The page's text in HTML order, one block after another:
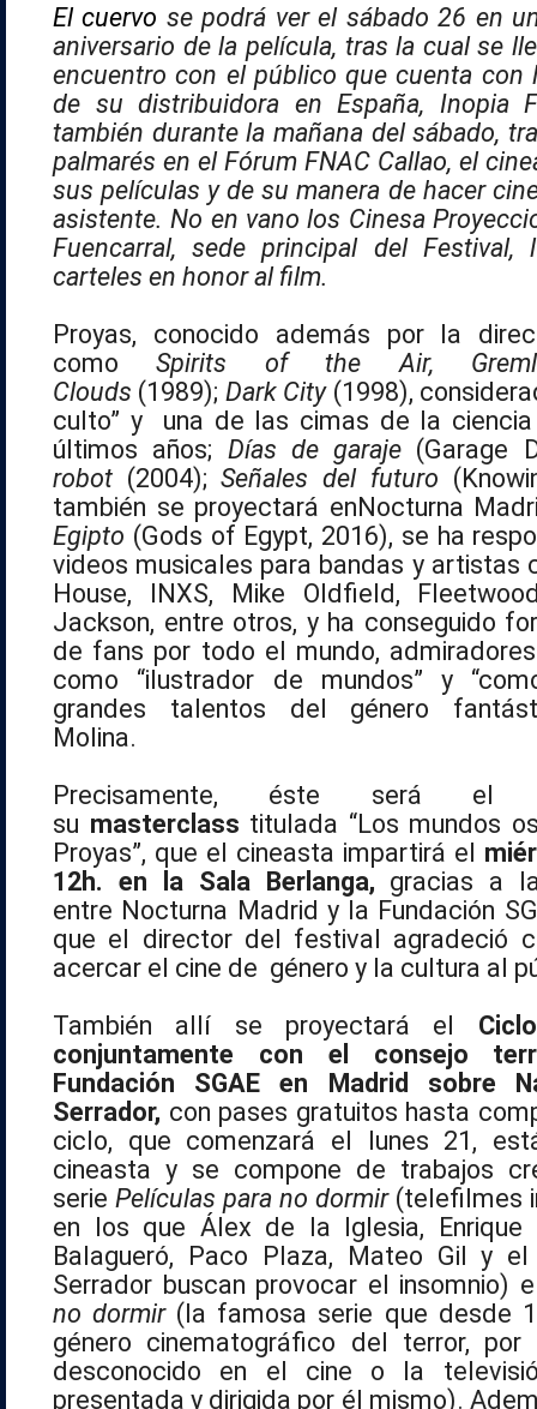
El cuervo se podrá ver el sábado 26 en
aniversario de la película, tras la cual se
encuentro con el público que cuenta con
de su distribuidora en España, Inopia
también durante la mañana del sábado,
palmarés en el Fórum FNAC Callao, el
sus películas y de su manera de hacer
asistente. No en vano los Cinesa
Fuencarral, sede principal del Festival,
carteles en honor al film.
Proyas, conocido además por la
comoSpirits of the Air,
Clouds (1989); Dark City(1998),
culto” y una de las cimas de la
últimos años; Días de garaje (Garage
robot (2004);Señales del futuro
también se proyectará enNocturna
Egipto (Gods of Egypt, 2016), se ha
videos musicales para bandas y artistas
House, INXS, Mike Oldfield,
Jackson, entre otros, y ha conseguido
de fans por todo el mundo,
como “ilustrador de mundos” y
grandes talentos del género
Molina.
Precisamente, éste será el
su masterclass titulada “Los mundos
Proyas”, que el cineasta impartirá el
12h. en la Sala Berlanga, gracias a
entre Nocturna Madrid y la Fundación
que el director del festival agradeció
acercar el cine de género y la cultura al
También allí se proyectará el
conjuntamente con el consejo
Fundación SGAE en Madrid sobre
Serrador, con pases gratuitos hasta
ciclo, que comenzará el lunes 21,
cineasta y se compone de trabajos
serie Películas para no dormir(telefilmes
en los que Álex de la Iglesia, Enrique
Balagueró, Paco Plaza, Mateo Gil y el
Serrador buscan provocar el insomnio)
no dormir(la famosa serie que desde
género cinematográfico del terror, por
desconocido en el cine o la
presentada y dirigida por él mismo).